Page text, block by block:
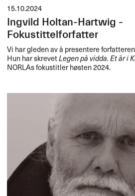
15.10.2024
Ingvild Holtan-Hartwig -
Fokustittelforfatter
Vi har gleden av å presentere
Hun har skrevetLegen på vidda. Et år i
NORLAs fokustitler høsten 2024.